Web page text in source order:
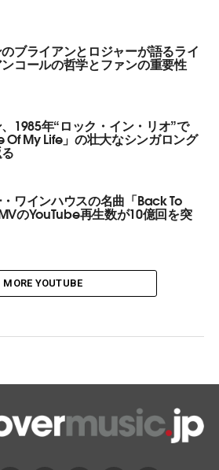
ブライアンとロジャーが語るライ
コールの哲学とファンの重要性
1985年“ロック・イン・リオ”で
Of My Life」の壮大なシンガロング
ワインハウスの名曲「Back To
のYouTube再生数が10億回を突
MORE YOUTUBE